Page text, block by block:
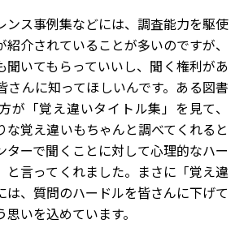
ス事例集などには、調査能力を駆使
紹介されていることが多いのですが、
聞いてもらっていいし、聞く権利があ
さんに知ってほしいんです。ある図書
が「覚え違いタイトル集」を見て、
な覚え違いもちゃんと調べてくれると
ターで聞くことに対して心理的なハー
と言ってくれました。まさに「覚え違
は、質問のハードルを皆さんに下げて
いを込めています。